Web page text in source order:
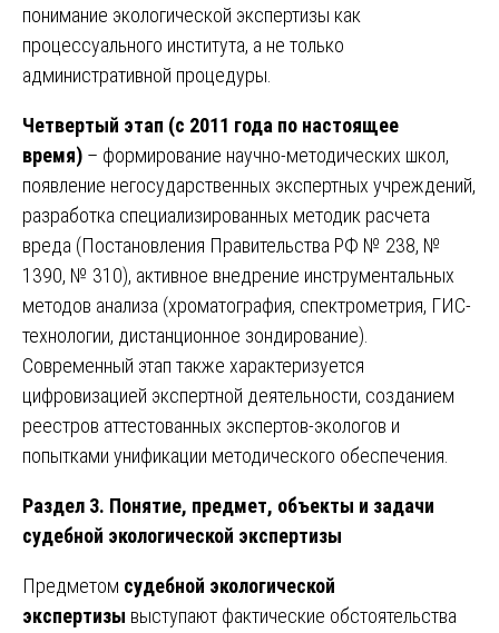
понимание экологической экспертизы как
процессуального института, а не только
административной процедуры.
Четвертый этап (с 2011 года по настоящее
время) – формирование научно-методических школ,
появление негосударственных экспертных учреждений,
разработка специализированных методик расчета
вреда (Постановления Правительства РФ № 238, №
1390, № 310), активное внедрение инструментальных
методов анализа (хроматография, спектрометрия, ГИС-
технологии, дистанционное зондирование).
Современный этап также характеризуется
цифровизацией экспертной деятельности, созданием
реестров аттестованных экспертов-экологов и
попытками унификации методического обеспечения.
Раздел 3. Понятие, предмет, объекты и задачи
судебной экологической экспертизы
Предметом судебной экологической
экспертизы выступают фактические обстоятельства